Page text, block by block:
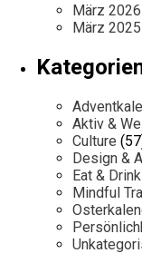
März 2026
März 2025
Aktiv &
Culture
Design &
Eat & Drink
Mindful